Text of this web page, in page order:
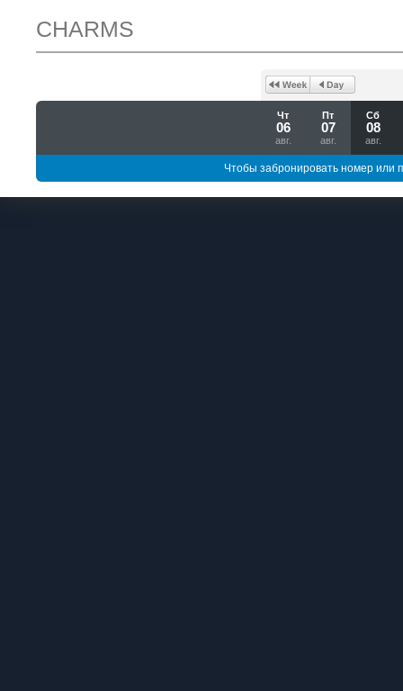
CHARMS
Чт
06
авг.
Пт
07
авг.
Сб
08
авг.
Чтобы забронировать номер